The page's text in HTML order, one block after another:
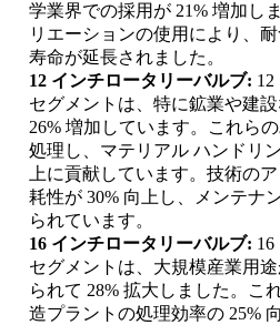
学業界での採用が 21% 増加し
リエーションの使用により、
寿命が延長されました。
12 インチロータリーバルブ:
セグメントは、特に鉱業や建
26% 増加しています。これら
処理し、マテリアル ハンドリ
上に貢献しています。技術の
耗性が 30% 向上し、メンテナ
られています。
16 インチロータリーバルブ:
セグメントは、大規模産業用
られて 28% 拡大しました。こ
造プラントの処理効率の 25%